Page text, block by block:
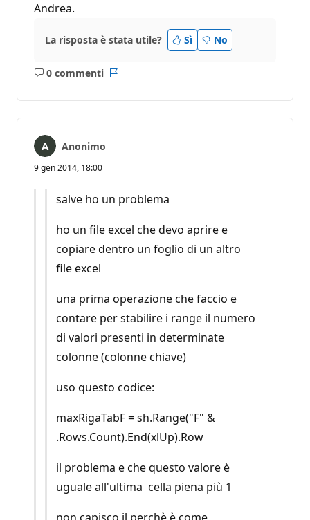
Andrea.
La risposta è stata utile? Sì No
0 commenti
Nessun
Anonimo
9 gen 2014, 18:00
salve ho un problema
ho un file excel che devo aprire e
copiare dentro un foglio di un altro
file excel
una prima operazione che faccio e
contare per stabilire i range il numero
di valori presenti in determinate
colonne (colonne chiave)
uso questo codice:
maxRigaTabF = sh.Range("F" &
.Rows.Count).End(xlUp).Row
il problema e che questo valore è
uguale all'ultima cella piena più 1